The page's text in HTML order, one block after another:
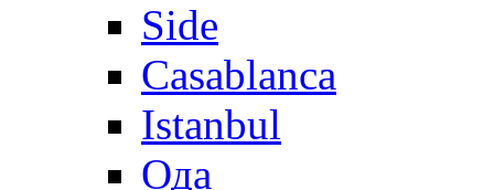
Side
Casablanca
Istanbul
Ода